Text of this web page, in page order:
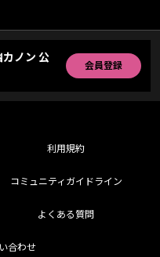
カノン 公
会員登録
利用規約
コミュニティガイドライン
よくある質問
合わせ